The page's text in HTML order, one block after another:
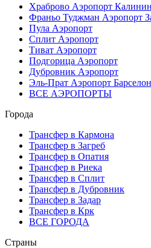
Храброво Аэропорт
Франьо Туджман Аэропорт
Пула Аэропорт
Сплит Аэропорт
Тиват Аэропорт
Подгорица Аэропорт
Дубровник Аэропорт
Эль-Прат Аэропорт
ВСЕ АЭРОПОРТЫ
Города
Трансфер в Кармона
Трансфер в Загреб
Трансфер в Опатия
Трансфер в Риека
Трансфер в Сплит
Трансфер в Дубровник
Трансфер в Задар
Трансфер в Крк
ВСЕ ГОРОДА
Страны